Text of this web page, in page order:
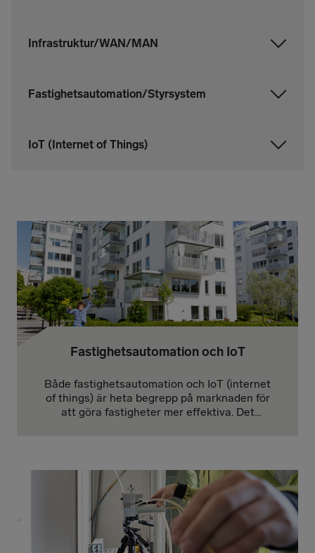
Infrastruktur/WAN/MAN
Fastighetsautomation/Styrsystem
IoT (Internet of Things)
Fastighetsautomation och IoT
Både fastighetsautomation och IoT (internet
of things) är heta begrepp på marknaden för
att göra fastigheter mer effektiva. Det
går vi genom de vanligaste och dess för- och
nackdelar.